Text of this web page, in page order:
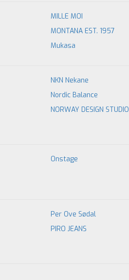
MILLE MOI
MONTANA EST. 1957
Mukasa
NKN Nekane
Nordic Balance
NORWAY DESIGN STUDIO
Onstage
Per Ove Sødal
PIRO JEANS